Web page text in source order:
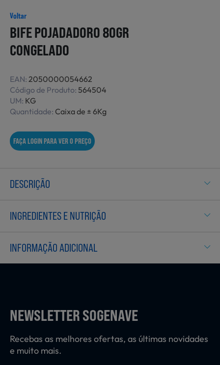
Refeições Prontas
Charcutaria e Enchidos
Pré-confeccionados
Frutas e Legumes
Laticínios, Ovos e Derivados
Mercearia
Padaria e Pastelaria
Nutrição Clínica
Voltar
BIFE POJADADORO 80GR
CONGELADO
EAN: 2050000054662
Código de Produto: 564504
UM: KG
Quantidade: Caixa de ± 6Kg
FAÇA LOGIN PARA VER O PREÇO
DESCRIÇÃO
INGREDIENTES E NUTRIÇÃO
INFORMAÇÃO ADICIONAL
NEWSLETTER SOGENAVE
Recebas as melhores ofertas, as últimas novidades
e muito mais.